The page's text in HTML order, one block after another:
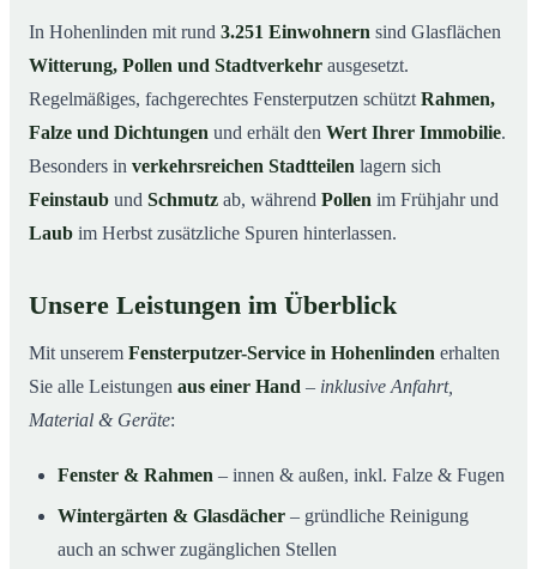
In Hohenlinden mit rund 3.251 Einwohnern sind Glasflächen
Witterung, Pollen und Stadtverkehr ausgesetzt.
Regelmäßiges, fachgerechtes Fensterputzen schützt Rahmen,
Falze und Dichtungen und erhält den Wert Ihrer Immobilie.
Besonders in verkehrsreichen Stadtteilen lagern sich
Feinstaub und Schmutz ab, während Pollen im Frühjahr und
Laub im Herbst zusätzliche Spuren hinterlassen.
Unsere Leistungen im Überblick
Mit unserem Fensterputzer-Service in Hohenlinden erhalten
Sie alle Leistungen aus einer Hand – inklusive Anfahrt,
Material & Geräte:
Fenster & Rahmen – innen & außen, inkl. Falze & Fugen
Wintergärten & Glasdächer – gründliche Reinigung
auch an schwer zugänglichen Stellen